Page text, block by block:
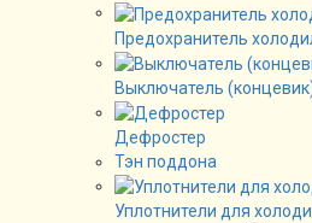
Предохранитель
Выключатель
Дефростер
Тэн поддона
Уплотнители для